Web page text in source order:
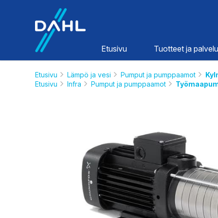
Etusivu Tuotteet ja
Lämpö ja
HINNASTOT
Etusivu Lämpö ja vesi Pumput ja pumppaamot
Etusivu
Infra Pumput ja pumppaamot